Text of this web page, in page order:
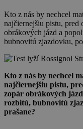
Kto z nás by nechcel
najčiernejšiu pistu, pred
obrákových jázd a
bubnovitú zjazdovku,
Kto z nás by nechcel
najčiernejšiu pistu,
zopár obrákových
rozbitú, bubnovitú
prašane?